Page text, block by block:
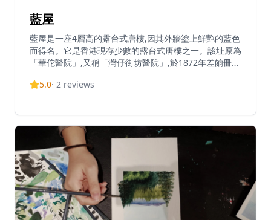
藍屋
藍屋是一座4層高的露台式唐樓,因其外牆塗上鮮艷的藍色
而得名。它是香港現存少數的露台式唐樓之一。該址原為
「華佗醫院」,又稱「灣仔街坊醫院」,於1872年差餉冊中
至1950年代,分別為藍屋、黃屋和橙屋。該建築已活化為
間為星期一至日上午10時至下午6時,逢星期三及公眾假期
休息。場地提供一小時導賞團供訪客參觀。
5.0· 2 reviews